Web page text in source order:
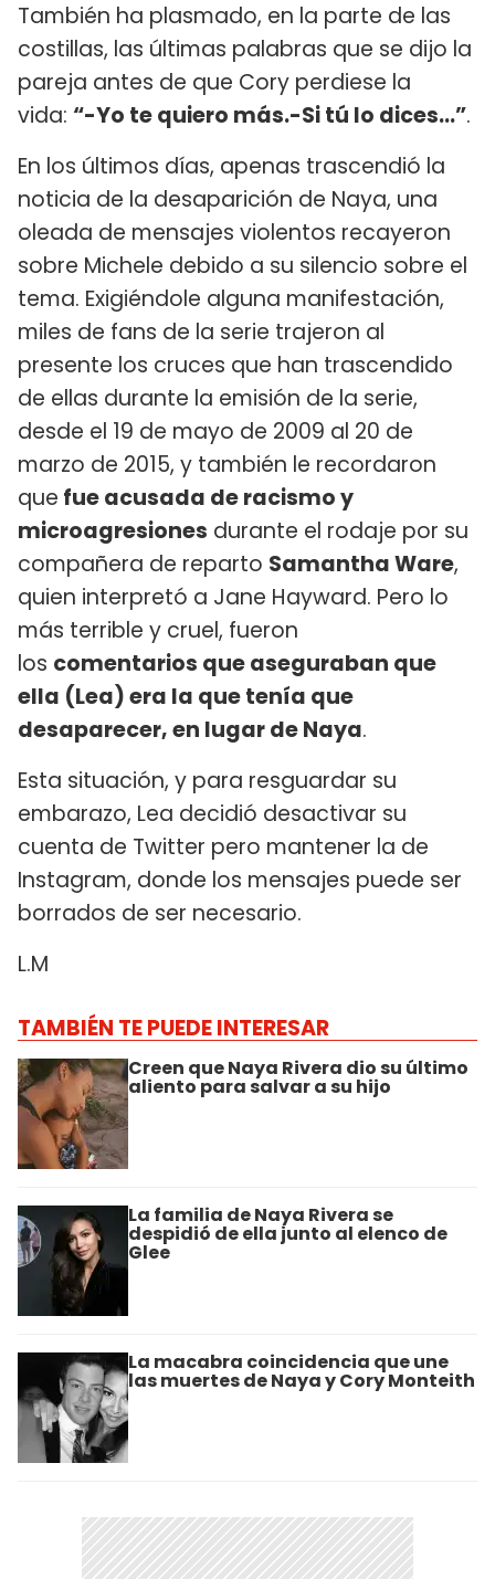
También ha plasmado, en la parte de las
costillas, las últimas palabras que se dijo la
pareja antes de que Cory perdiese la
vida: “-Yo te quiero más.-Si tú lo dices…”.
En los últimos días, apenas trascendió la
noticia de la desaparición de Naya, una
oleada de mensajes violentos recayeron
sobre Michele debido a su silencio sobre el
tema. Exigiéndole alguna manifestación,
miles de fans de la serie trajeron al
presente los cruces que han trascendido
de ellas durante la emisión de la serie,
desde el 19 de mayo de 2009 al 20 de
marzo de 2015, y también le recordaron
que fue acusada de racismo y
microagresiones durante el rodaje por su
compañera de reparto Samantha Ware,
quien interpretó a Jane Hayward. Pero lo
más terrible y cruel, fueron
los comentarios que aseguraban que
ella (Lea) era la que tenía que
desaparecer, en lugar de Naya.
Esta situación, y para resguardar su
embarazo, Lea decidió desactivar su
cuenta de Twitter pero mantener la de
Instagram, donde los mensajes puede ser
borrados de ser necesario.
L.M
TAMBIÉN TE PUEDE INTERESAR
Creen que Naya Rivera dio su último
aliento para salvar a su hijo
La familia de Naya Rivera se
despidió de ella junto al elenco de
Glee
La macabra coincidencia que une
las muertes de Naya y Cory Monteith